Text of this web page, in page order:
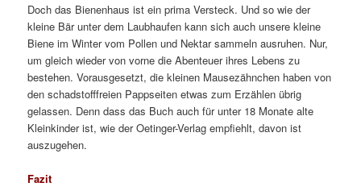
Doch das Bienenhaus ist ein prima Versteck. Und so wie der
kleine Bär unter dem Laubhaufen kann sich auch unsere kleine
Biene im Winter vom Pollen und Nektar sammeln ausruhen. Nur,
um gleich wieder von vorne die Abenteuer ihres Lebens zu
bestehen. Vorausgesetzt, die kleinen Mausezähnchen haben von
den schadstofffreien Pappseiten etwas zum Erzählen übrig
gelassen. Denn dass das Buch auch für unter 18 Monate alte
Kleinkinder ist, wie der Oetinger-Verlag empfiehlt, davon ist
auszugehen.
Fazit